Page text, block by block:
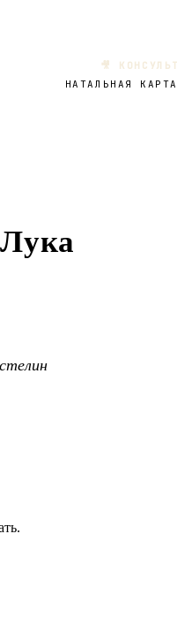
🎥
НАТАЛЬНАЯ КАРТА
Лука